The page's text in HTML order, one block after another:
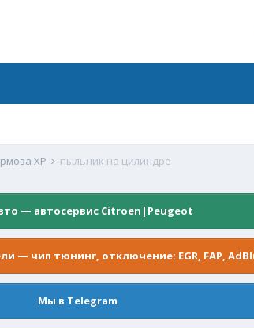
XP пыльник на цилиндре
— автосервис Citroen|Peugeot
— чип тюнинг, отключение: EGR, FAP,
Мы в Telegram